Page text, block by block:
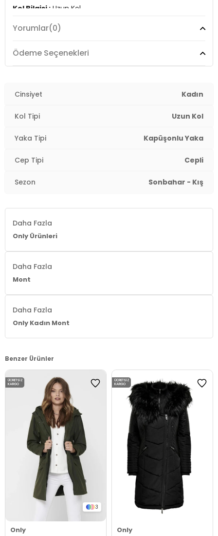
Kol Bilgisi : Uzun Kol
Kalıp Bilgisi :Regular Fit
Detay :
- Sentetik dolgu ile doldurulmuştur
Üretim Yeri :
Yorumlar(0)
Ödeme Seçenekleri
Cinsiyet Kadın
Kol Tipi Uzun Kol
Yaka Tipi Kapüşonlu Yaka
Cep Tipi Cepli
Sezon Sonbahar - Kış
Daha Fazla
Only Ürünleri
Daha Fazla
Mont
Daha Fazla
Only Kadın Mont
Benzer Ürünler
3
Only
ÜCRETSIZ
KARGO
Only
ÜCRETSIZ
KARGO